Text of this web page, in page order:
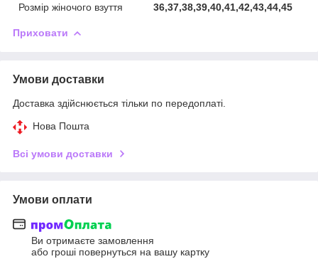
Розмір жіночого взуття
36,37,38,39,40,41,42,43,44,45
Приховати
Умови доставки
Доставка здійснюється тільки по передоплаті.
Нова Пошта
Всі умови доставки
Умови оплати
Ви отримаєте замовлення
або гроші повернуться на вашу картку